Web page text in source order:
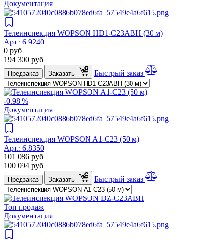
Документация
Телеинспекция WOPSON HD1-C23ABH (30 м)
Арт.: 6.9240
0 руб
194 300 руб
Предзаказ Заказать Быстрый заказ
-0.98 %
Документация
Телеинспекция WOPSON A1-C23 (50 м)
Арт.: 6.8350
101 086 руб
100 094 руб
Предзаказ Заказать Быстрый заказ
Топ продаж
Документация